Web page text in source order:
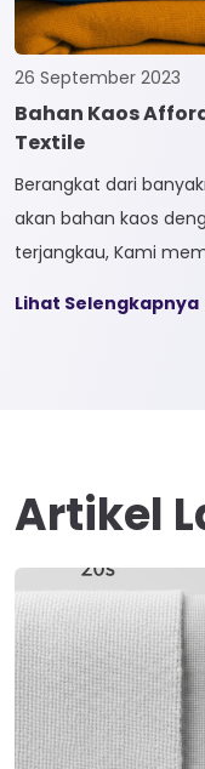
26 September 2023
Bahan Kaos
Textile
Berangkat dari
akan bahan kaos
terjangkau, Kami
kain yang bahan
Lihat Selengkapnya
Artikel